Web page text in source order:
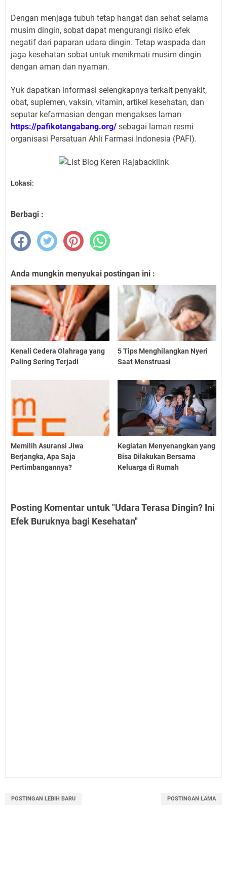
Dengan menjaga tubuh tetap hangat dan sehat selama
musim dingin, sobat dapat mengurangi risiko efek
negatif dari paparan udara dingin. Tetap waspada dan
jaga kesehatan sobat untuk menikmati musim dingin
dengan aman dan nyaman.
Yuk dapatkan informasi selengkapnya terkait penyakit,
obat, suplemen, vaksin, vitamin, artikel kesehatan, dan
seputar kefarmasian dengan mengakses laman
https://pafikotangabang.org/ sebagai laman resmi
organisasi Persatuan Ahli Farmasi Indonesia (PAFI).
Lokasi:
Berbagi :
Anda mungkin menyukai postingan ini :
Kenali Cedera Olahraga yang
Paling Sering Terjadi
5 Tips Menghilangkan Nyeri
Saat Menstruasi
Memilih Asuransi Jiwa
Berjangka, Apa Saja
Pertimbangannya?
Kegiatan Menyenangkan yang
Bisa Dilakukan Bersama
Keluarga di Rumah
Posting Komentar untuk "Udara Terasa Dingin? Ini
Efek Buruknya bagi Kesehatan"
POSTINGAN LEBIH BARU POSTINGAN LAMA